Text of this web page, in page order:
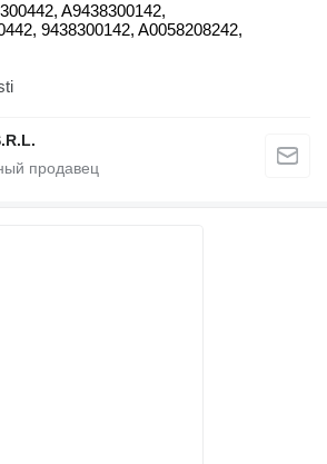
A9438300142,
9438300142, A0058208242,